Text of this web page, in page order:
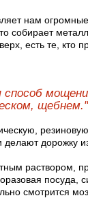
нам
собирает
есть те, кто
щебнем."
дорожку из
раствором,
смотрится